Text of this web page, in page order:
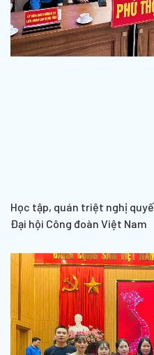
Học tập, quán triệt nghị
Đại hội Công đoàn Việt Nam